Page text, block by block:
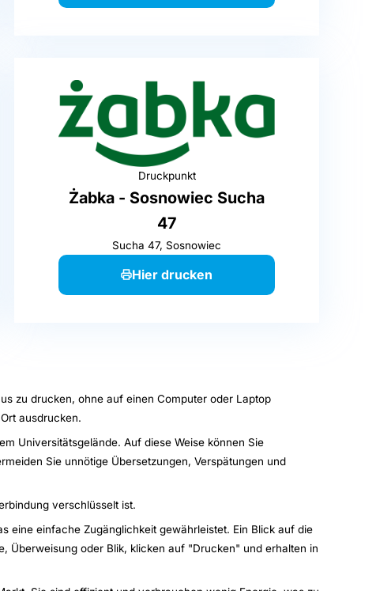
Druckpunkt
Żabka - Sosnowiec Sucha
47
Sucha 47, Sosnowiec
Hier drucken
zu drucken, ohne auf einen Computer oder Laptop
ausdrucken.
Universitätsgelände. Auf diese Weise können Sie
Sie unnötige Übersetzungen, Verspätungen und
verschlüsselt ist.
eine einfache Zugänglichkeit gewährleistet. Ein Blick auf die
Überweisung oder Blik, klicken auf "Drucken" und erhalten in